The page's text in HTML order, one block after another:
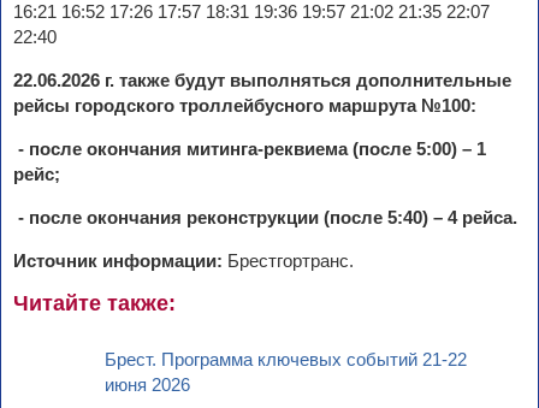
16:21 16:52 17:26 17:57 18:31 19:36 19:57 21:02 21:35 22:07
22:40
22.06.2026 г. также будут выполняться дополнительные
рейсы городского троллейбусного маршрута №100:
- после окончания митинга-реквиема (после 5:00) – 1
рейс;
- после окончания реконструкции (после 5:40) – 4 рейса.
Источник информации: Брестгортранс.
Читайте также:
Брест. Программа ключевых событий 21-22
июня 2026